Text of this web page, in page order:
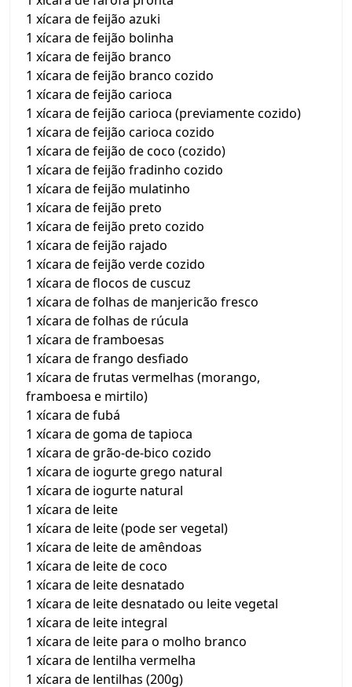
1 xícara de feijão azuki
1 xícara de feijão bolinha
1 xícara de feijão branco
1 xícara de feijão branco cozido
1 xícara de feijão carioca
1 xícara de feijão carioca (previamente cozido)
1 xícara de feijão carioca cozido
1 xícara de feijão de coco (cozido)
1 xícara de feijão fradinho cozido
1 xícara de feijão mulatinho
1 xícara de feijão preto
1 xícara de feijão preto cozido
1 xícara de feijão rajado
1 xícara de feijão verde cozido
1 xícara de flocos de cuscuz
1 xícara de folhas de manjericão fresco
1 xícara de folhas de rúcula
1 xícara de framboesas
1 xícara de frango desfiado
1 xícara de frutas vermelhas (morango,
framboesa e mirtilo)
1 xícara de fubá
1 xícara de goma de tapioca
1 xícara de grão-de-bico cozido
1 xícara de iogurte grego natural
1 xícara de iogurte natural
1 xícara de leite
1 xícara de leite (pode ser vegetal)
1 xícara de leite de amêndoas
1 xícara de leite de coco
1 xícara de leite desnatado
1 xícara de leite desnatado ou leite vegetal
1 xícara de leite integral
1 xícara de leite para o molho branco
1 xícara de lentilha vermelha
1 xícara de lentilhas (200g)